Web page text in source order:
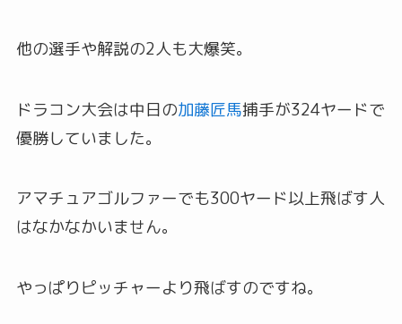
他の選手や解説の2人も大爆笑。
ドラコン大会は中日の加藤匠馬捕手が324ヤードで
優勝していました。
アマチュアゴルファーでも300ヤード以上飛ばす人
はなかなかいません。
やっぱりピッチャーより飛ばすのですね。